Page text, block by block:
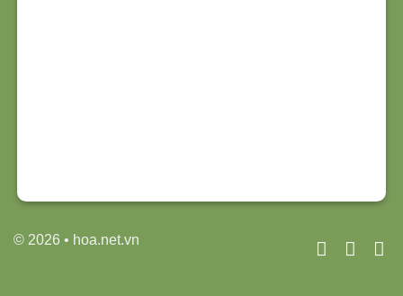
© 2026 • hoa.net.vn